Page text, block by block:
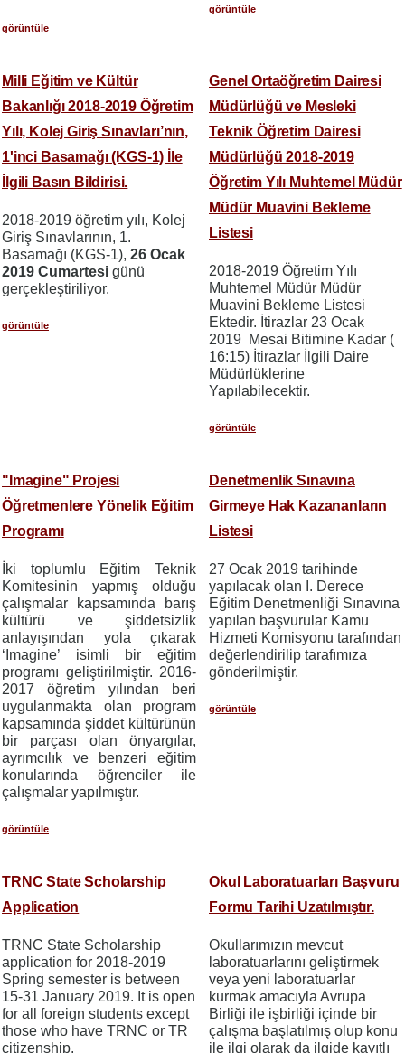
görüntüle
görüntüle
Milli Eğitim ve Kültür
Bakanlığı 2018-2019 Öğretim
Yılı, Kolej Giriş Sınavları’nın,
1'inci Basamağı (KGS-1) İle
İlgili Basın Bildirisi.
2018-2019 öğretim yılı, Kolej
Giriş Sınavlarının, 1.
Basamağı (KGS-1), 26 Ocak
2019 Cumartesi günü
gerçekleştiriliyor.
görüntüle
Genel Ortaöğretim Dairesi
Müdürlüğü ve Mesleki
Teknik Öğretim Dairesi
Müdürlüğü 2018-2019
Öğretim Yılı Muhtemel Müdür
Müdür Muavini Bekleme
Listesi
2018-2019 Öğretim Yılı
Muhtemel Müdür Müdür
Muavini Bekleme Listesi
Ektedir. İtirazlar 23 Ocak
2019 Mesai Bitimine Kadar (
16:15) İtirazlar İlgili Daire
Müdürlüklerine
Yapılabilecektir.
görüntüle
"Imagine" Projesi
Öğretmenlere Yönelik Eğitim
Programı
İki toplumlu Eğitim Teknik
Komitesinin yapmış olduğu
çalışmalar kapsamında
barış
kültürü ve şiddetsizlik
anlayışından yola çıkarak
‘Imagine’ isimli bir eğitim
programı geliştirilmiştir. 2016-
2017 öğretim yılından beri
uygulanmakta olan program
kapsamında şiddet kültürünün
bir parçası olan önyargılar,
ayrımcılık ve benzeri eğitim
konularında öğrenciler ile
çalışmalar yapılmıştır.
görüntüle
Denetmenlik Sınavına
Girmeye Hak Kazananların
Listesi
27 Ocak 2019 tarihinde
yapılacak olan I. Derece
Eğitim Denetmenliği Sınavına
yapılan başvurular Kamu
Hizmeti Komisyonu tarafından
değerlendirilip tarafımıza
gönderilmiştir.
görüntüle
TRNC State Scholarship
Application
TRNC State Scholarship
application for 2018-2019
Spring semester is between
15-31 January 2019. It is open
for all foreign students except
those who have TRNC or TR
citizenship.
Okul Laboratuarları Başvuru
Formu Tarihi Uzatılmıştır.
Okullarımızın mevcut
laboratuarlarını geliştirmek
veya yeni laboratuarlar
kurmak amacıyla Avrupa
Birliği ile işbirliği içinde bir
çalışma başlatılmış olup konu
ile ilgi olarak da ilgide kayıtlı